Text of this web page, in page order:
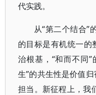
代实践。
从“第二个结合”
的目标是有机统一的
治根基，“和而不同
生”的共生性是价值
担当。新征程上，我